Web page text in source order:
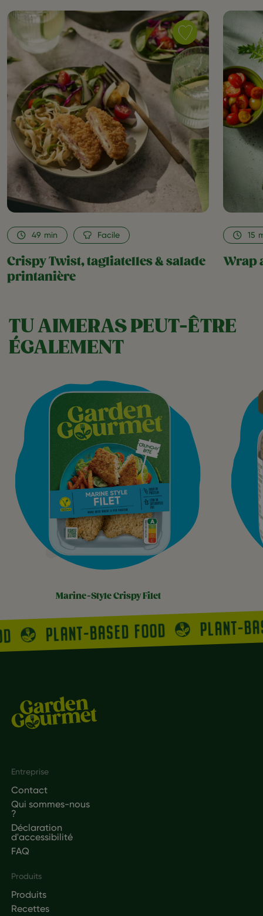
Save
recipe
Crispy
Twist,
tagliatelles
&
salade
printanière
favorite
Crispy Twist, tagliatelles & salade
printanière
49 min Facile
Wrap
15
TU AIMERAS PEUT-ÊTRE
ÉGALEMENT
marine-style crispy filet
PLANT-BASED FOOD PLANT-
Footer
Entreprise
Contact
Qui sommes-nous
?
Déclaration
d'accessibilité
FAQ
Produits
Produits
Recettes